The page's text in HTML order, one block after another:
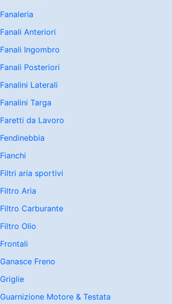
Fanaleria
Fanali Anteriori
Fanali Ingombro
Fanali Posteriori
Fanalini Laterali
Fanalini Targa
Faretti da Lavoro
Fendinebbia
Fianchi
Filtri aria sportivi
Filtro Aria
Filtro Carburante
Filtro Olio
Frontali
Ganasce Freno
Griglie
Guarnizione Motore & Testata